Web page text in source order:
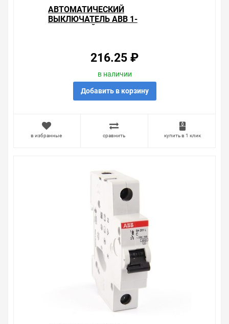
собираетесь купить. Мы всегда рады помочь,
посоветовать, рассказать подробно о товарах из
нашего ассортимента.
наиболее удобен. С удовольствием ответим на все
АВТОМАТИЧЕСКИЙ
ВЫКЛЮЧАТЕЛЬ ABB 1-
216.25 ₽
в наличии
Добавить в корзину
в избранные сравнить купить в 1 клик